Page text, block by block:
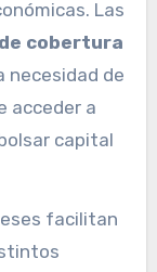
Las
cobertura
necesidad de
acceder a
capital
facilitan